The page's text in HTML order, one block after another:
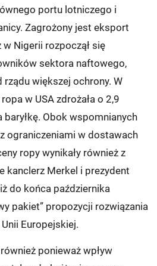
portu lotniczego i
Zagrożony jest eksport
Nigerii rozpoczął się
sektora naftowego,
większej ochrony. W
w USA zdrożała o 2,9
baryłkę. Obok wspomnianych
ograniczeniami w dostawach
ropy wynikały również z
kanclerz Merkel i prezydent
do końca października
pakiet” propozycji rozwiązania
Europejskiej.
ponieważ wpływ